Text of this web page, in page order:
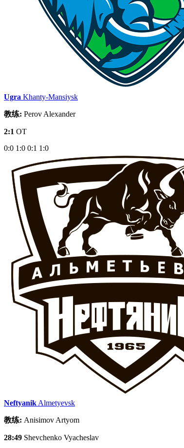
Ugra Khanty-Mansiysk
教练: Perov Alexander
2:1 OT
0:0 1:0 0:1 1:0
Neftyanik Almetyevsk
教练: Anisimov Artyom
28:49 Shevchenko Vyacheslav